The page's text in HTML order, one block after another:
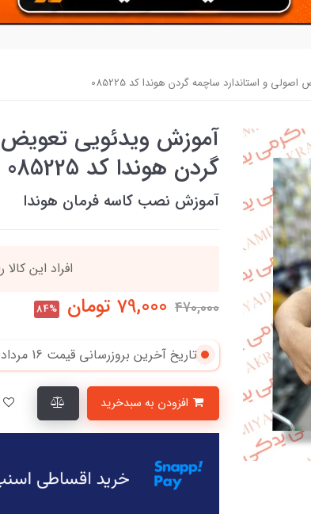
و استاندارد ساچمه گردن هوندا کد 085225
آموزش ویدئویی تعویض
گردن هوندا کد 085225
آموزش نصب کاسه فرمان هوندا
90٪ خریداران
470,000
79,000 تومان 84%
تاریخ آخرین بروزرسانی قیمت 16 مرداد 1405